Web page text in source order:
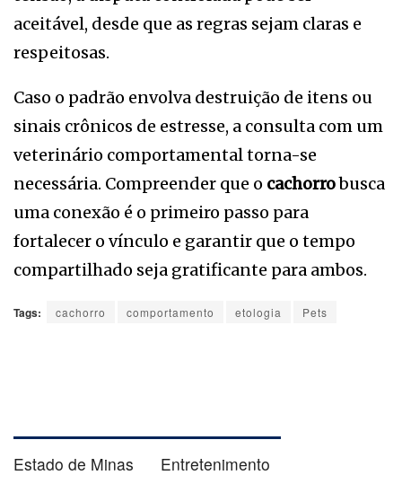
aceitável, desde que as regras sejam claras e
respeitosas.
Caso o padrão envolva destruição de itens ou
sinais crônicos de estresse, a consulta com um
veterinário comportamental torna-se
necessária. Compreender que o cachorrobusca
uma conexão é o primeiro passo para
fortalecer o vínculo e garantir que o tempo
compartilhado seja gratificante para ambos.
Tags: cachorro comportamento etologia Pets
Estado de Minas Entretenimento